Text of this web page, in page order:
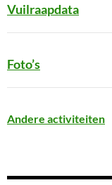
Vuilraapdata
Foto’s
Andere activiteiten